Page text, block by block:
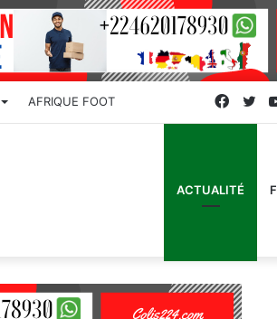
AFRIQUE FOOT
ACTUALITÉ